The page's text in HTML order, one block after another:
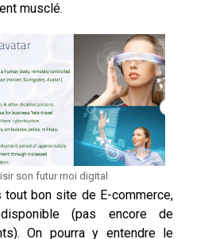
musclé.
son futur moi digital
tout bon site de E-commerce,
(pas encore de
On pourra y entendre le